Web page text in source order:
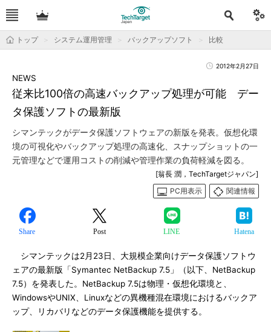
トップ システム運用管理 バックアップソフト 比較
2012年2月27日
従来比100倍の高速バックアップ処理が可能 デー
タ保護ソフトの最新版
NEWS
シマンテックがデータ保護ソフトウェアの新版を発表。仮想化環
境の可視化やバックアップ処理の高速化、スナップショットの一
元管理などで運用コストの削減や管理作業の負荷軽減を図る。
[翁長 潤，TechTargetジャパン]
PC用表示
関連情報
Share Post LINE Hatena
シマンテックは2月23日、大規模企業向けデータ保護ソフトウ
ェアの最新版「Symantec NetBackup 7.5」（以下、NetBackup
7.5）を発表した。NetBackup 7.5は物理・仮想化環境と、
WindowsやUNIX、Linuxなどの異機種混在環境におけるバックア
ップ、リカバリなどのデータ保護機能を提供する。